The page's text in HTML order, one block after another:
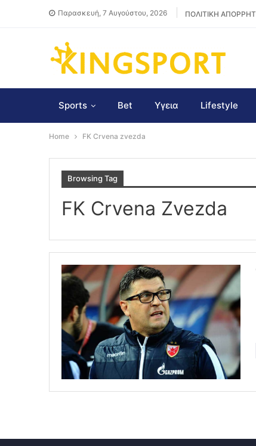
Παρασκευή, 7 Αυγούστου, 2026 ΠΟΛΙΤΙΚΗ
Sports Bet Υγεια Lifestyle
Home FK Crvena zvezda
Browsing Tag
FK Crvena Zvezda